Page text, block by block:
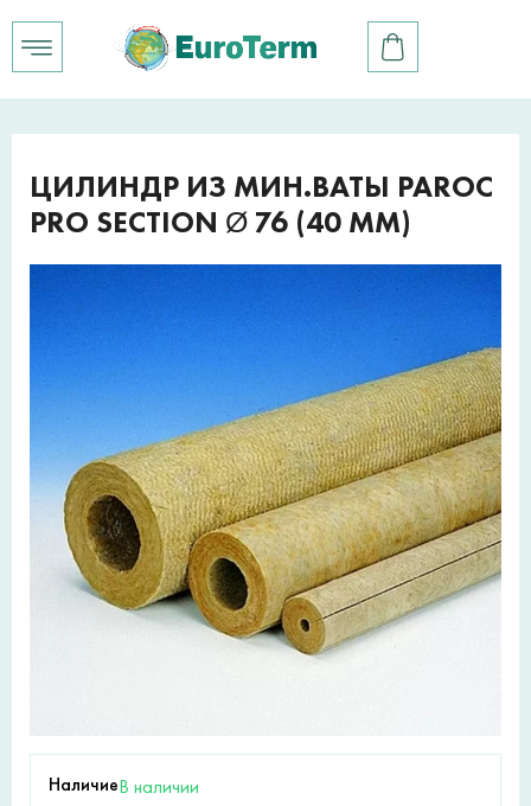
ЦИЛИНДР ИЗ МИН.ВАТЫ PAROC
PRO SECTION Ø 76 (40 ММ)
НаличиеВ наличии